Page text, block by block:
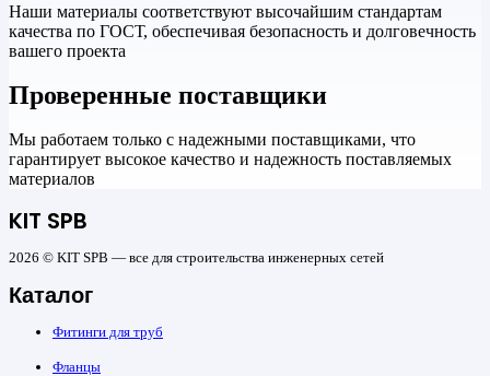
Наши материалы соответствуют высочайшим стандартам
качества по ГОСТ, обеспечивая безопасность и долговечность
вашего проекта
Проверенные поставщики
Мы работаем только с надежными поставщиками, что
гарантирует высокое качество и надежность поставляемых
материалов
KIT SPB
2026 © KIT SPB — все для строительства инженерных сетей
Каталог
Фитинги для труб
Фланцы